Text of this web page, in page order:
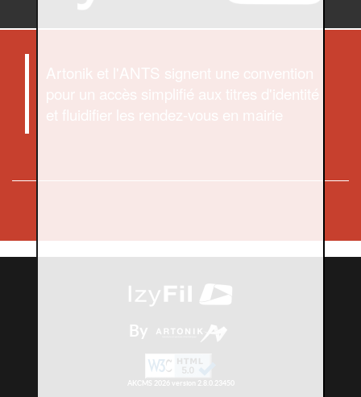
Artonik et l'ANTS signent une convention
pour un accès simplifié aux titres d'identité
et fluidifier les rendez-vous en mairie
By
AKCMS 2026 version 2.8.0.23450